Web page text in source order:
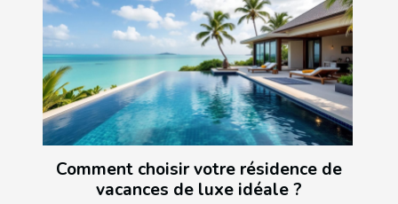
Comment choisir votre résidence de
vacances de luxe idéale ?